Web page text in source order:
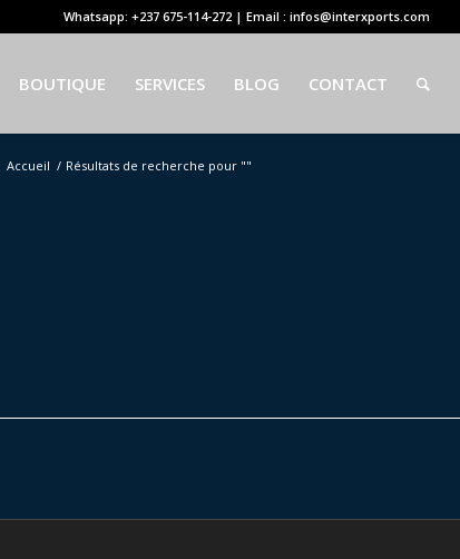
Whatsapp: +237 675-114-272 | Email : infos@interxports.com
BOUTIQUE SERVICES BLOG CONTACT
Accueil / Résultats de recherche pour ""